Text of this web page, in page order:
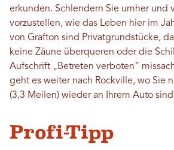
erkunden. Schlendern Sie umher und
vorzustellen, wie das Leben hier im
von Grafton sind Privatgrundstücke,
keine Zäune überqueren oder die
Aufschrift „Betreten verboten“
geht es weiter nach Rockville, wo Sie
(3,3 Meilen) wieder an Ihrem Auto
Profi-Tipp